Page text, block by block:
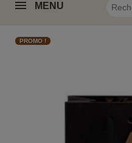
MENU
PROMO !